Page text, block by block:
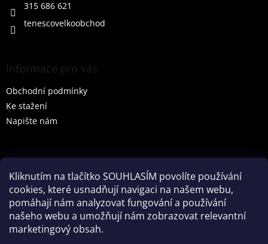
Kliknutím na tlačítko SOUHLASÍM povolíte používání
cookies, které usnadňují navigaci na našem webu,
pomáhají nám analyzovat fungování a používání
našeho webu a umožňují nám zobrazovat relevantní
marketingový obsah.
315 686 621
tenescovelkoobchod
Informace pro vás
Obchodní podmínky
Ke stažení
Napište nám
HLEDAT